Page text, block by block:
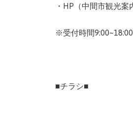
・HP（中間市観光案
※受付時間
■チラシ■